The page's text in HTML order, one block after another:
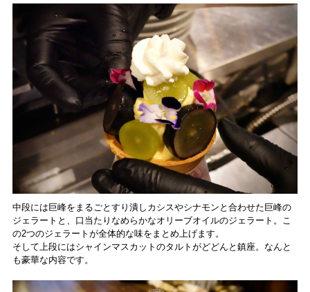
中段には巨峰をまるごとすり潰しカシスやシナモンと合わせた巨峰の
ジェラートと、口当たりなめらかなオリーブオイルのジェラート。こ
の2つのジェラートが全体的な味をまとめ上げます。
そして上段にはシャインマスカットのタルトがどどんと鎮座。なんと
も豪華な内容です。